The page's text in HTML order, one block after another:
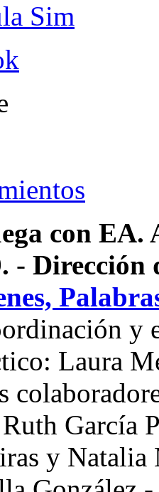
Sim
con EA.
- Dirección
y
Laura
García
y